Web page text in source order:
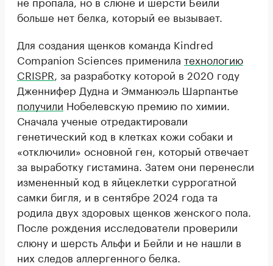
больше нет белка, который ее вызывает.
Для создания щенков команда Kindred
Companion Sciences применила технологию
CRISPR, за разработку которой в 2020 году
Дженнифер Дудна и Эмманюэль Шарпантье
получили Нобелевскую премию по химии.
Сначала ученые отредактировали
генетический код в клетках кожи собаки и
«отключили» основной ген, который отвечает
за выработку гистамина. Затем они перенесли
измененный код в яйцеклетки суррогатной
самки бигля, и в сентябре 2024 года та
родила двух здоровых щенков женского пола.
После рождения исследователи проверили
слюну и шерсть Альфи и Бейли и не нашли в
них следов аллергенного белка.